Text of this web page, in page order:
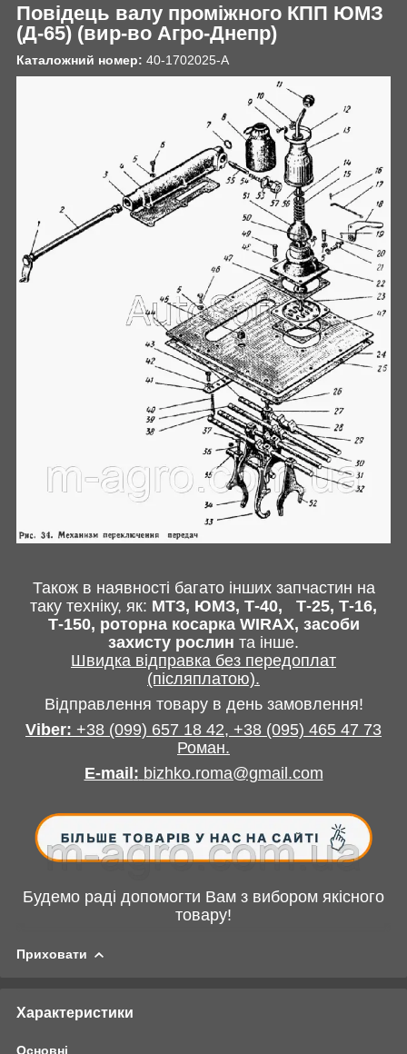
Повідець валу проміжного КПП ЮМЗ
(Д-65) (вир-во Агро-Днепр)
Каталожний номер: 40-1702025-А
Також в наявності багато інших запчастин на
таку техніку, як: МТЗ, ЮМЗ, Т-40,
Т-25, Т-16,
Т-150, роторна косарка WIRAX, засоби
захисту рослин та інше.
Швидка відправка без передоплат
(післяплатою).
Відправлення товару в день замовлення!
Viber: +38 (099) 657 18 42, +38 (095) 465 47 73
Роман.
E-mail : bizhko.roma@gmail.com
Будемо раді допомогти Вам з вибором якісного
товару!
Приховати
Характеристики
Основні